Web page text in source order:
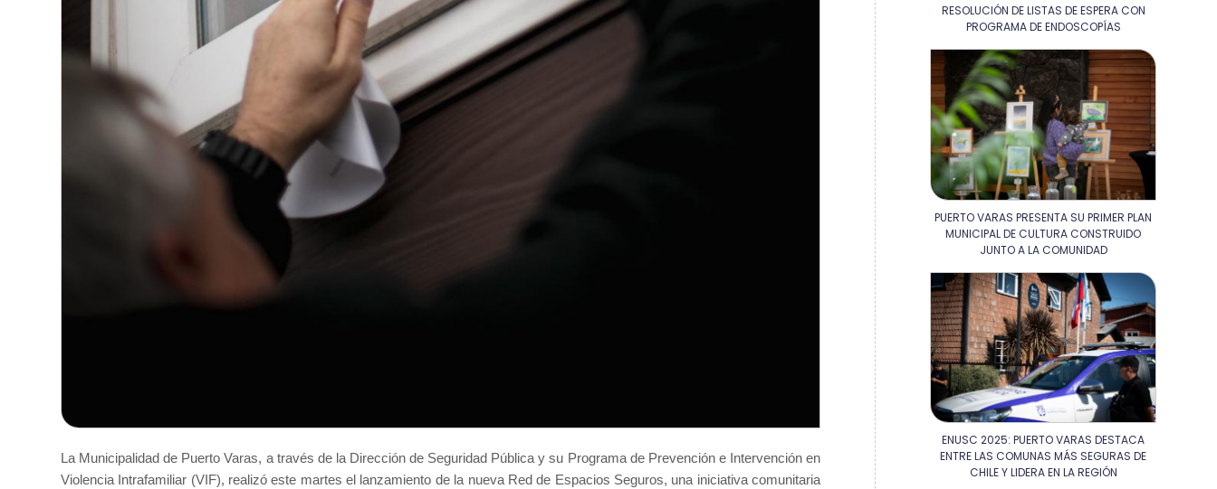
La Municipalidad de Puerto Varas, a través de la Dirección de Seguridad Pública y su Programa de Prevención e Intervención en
Violencia Intrafamiliar (VIF), realizó este martes el lanzamiento de la nueva Red de Espacios Seguros, una iniciativa comunitaria
RESOLUCIÓN DE LISTAS DE ESPERA CON
PROGRAMA DE ENDOSCOPÍAS
PUERTO VARAS PRESENTA SU PRIMER PLAN
MUNICIPAL DE CULTURA CONSTRUIDO
JUNTO A LA COMUNIDAD
ENUSC 2025: PUERTO VARAS DESTACA
ENTRE LAS COMUNAS MÁS SEGURAS DE
CHILE Y LIDERA EN LA REGIÓN